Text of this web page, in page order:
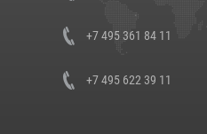
+7 495 361 84 11
+7 495 622 39 11